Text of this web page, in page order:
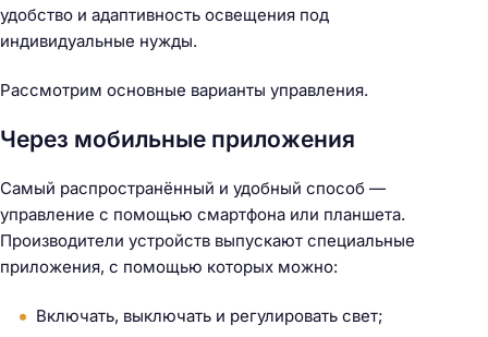
удобство и адаптивность освещения под
индивидуальные нужды.
Рассмотрим основные варианты управления.
Через мобильные приложения
Самый распространённый и удобный способ —
управление с помощью смартфона или планшета.
Производители устройств выпускают специальные
приложения, с помощью которых можно:
Включать, выключать и регулировать свет;